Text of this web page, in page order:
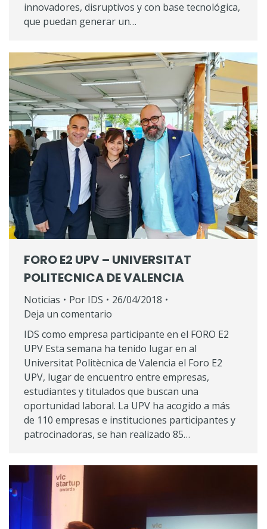
innovadores, disruptivos y con base tecnológica,
que puedan generar un…
FORO E2 UPV – UNIVERSITAT
POLITECNICA DE VALENCIA
Noticias Por IDS
26/04/2018
Deja un comentario
IDS como empresa participante en el FORO E2
UPV Esta semana ha tenido lugar en al
Universitat Politècnica de Valencia el Foro E2
UPV, lugar de encuentro entre empresas,
estudiantes y titulados que buscan una
oportunidad laboral. La UPV ha acogido a más
de 110 empresas e instituciones participantes y
patrocinadoras, se han realizado 85…